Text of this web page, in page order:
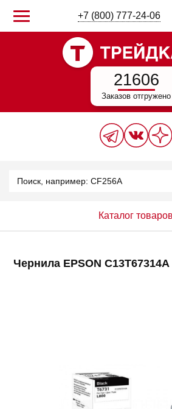
+7 (800) 777-24-06
21606
Заказов отгружено
Каталог товаров
Чернила EPSON